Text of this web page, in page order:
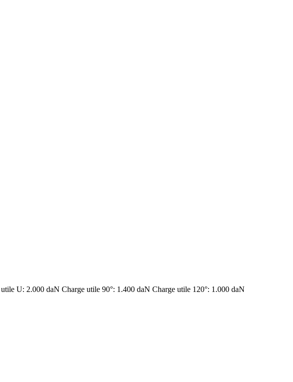
U: 2.000 daN Charge utile 90°: 1.400 daN Charge utile 120°: 1.000 daN